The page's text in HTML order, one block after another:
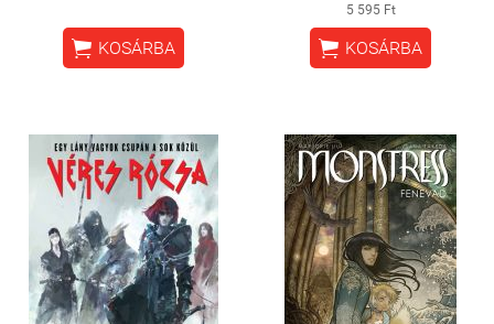
 KOSÁRBA
5 595 Ft
 KOSÁRBA